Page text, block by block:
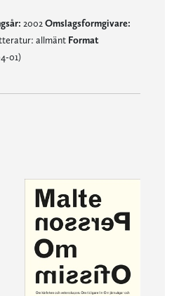
2002 Omslagsformgivare:
allmänt Format
01)